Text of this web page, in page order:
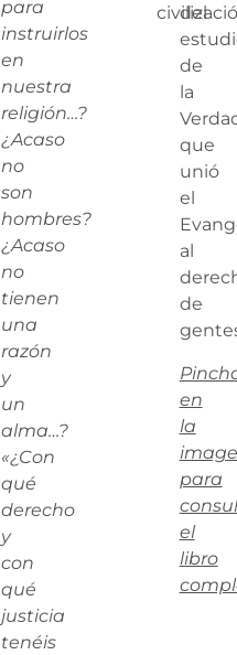
para
instruirlos
en
nuestra
religión…?
¿Acaso
no
son
hombres?
¿Acaso
no
tienen
una
razón
y
un
alma…?
«¿Con
qué
derecho
y
con
qué
justicia
tenéis
del
de
la
que
unió
el
al
de
en
la
para
el
libro